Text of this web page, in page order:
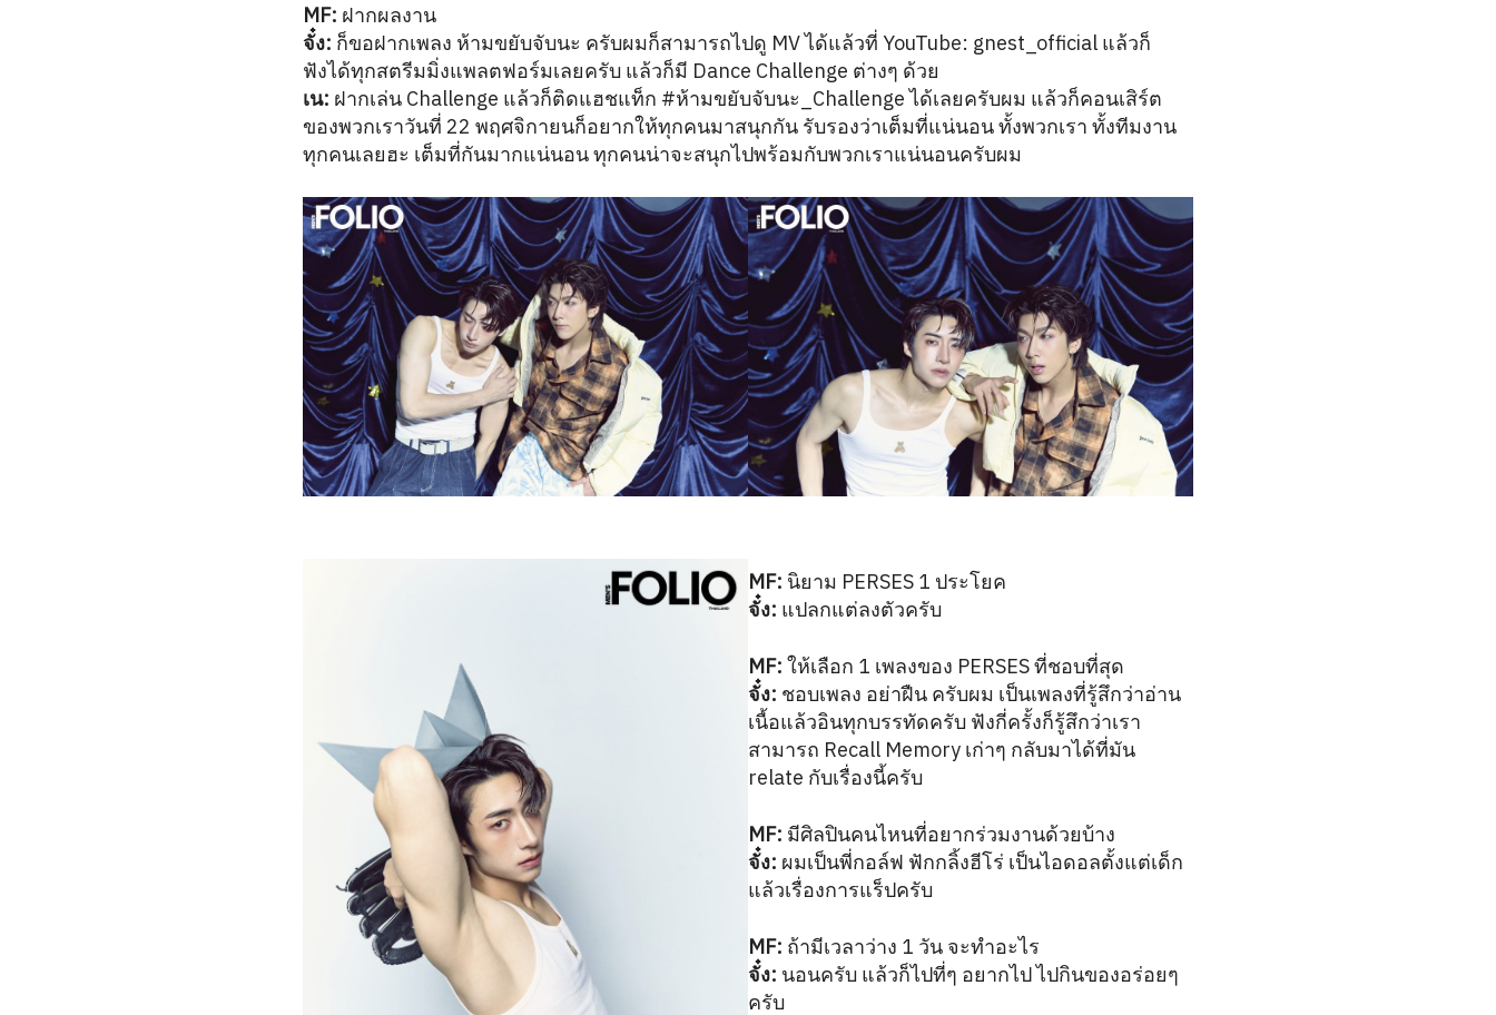
MF: ฝากผลงาน
จั๋ง: ก็ขอฝากเพลง ห้ามขยับจับนะ ครับผมก็สามารถไปดู MV ได้แล้วที่ YouTube: gnest_official แล้วก็
ฟังได้ทุกสตรีมมิ่งแพลตฟอร์มเลยครับ แล้วก็มี Dance Challenge ต่างๆ ด้วย
เน: ฝากเล่น Challenge แล้วก็ติดแฮชแท็ก #ห้ามขยับจับนะ_Challenge ได้เลยครับผม แล้วก็คอนเสิร์ต
ของพวกเราวันที่ 22 พฤศจิกายนก็อยากให้ทุกคนมาสนุกกัน รับรองว่าเต็มที่แน่นอน ทั้งพวกเรา ทั้งทีมงาน
ทุกคนเลยฮะ เต็มที่กันมากแน่นอน ทุกคนน่าจะสนุกไปพร้อมกับพวกเราแน่นอนครับผม
MF: นิยาม PERSES 1 ประโยค
จั๋ง: แปลกแต่ลงตัวครับ
MF: ให้เลือก 1 เพลงของ PERSES ที่ชอบที่สุด
จั๋ง: ชอบเพลง อย่าฝืน ครับผม เป็นเพลงที่รู้สึกว่าอ่าน
เนื้อแล้วอินทุกบรรทัดครับ ฟังกี่ครั้งก็รู้สึกว่าเรา
สามารถ Recall Memory เก่าๆ กลับมาได้ที่มัน
relate กับเรื่องนี้ครับ
MF: มีศิลปินคนไหนที่อยากร่วมงานด้วยบ้าง
จั๋ง: ผมเป็นพี่กอล์ฟ ฟักกลิ้งฮีโร่ เป็นไอดอลตั้งแต่เด็ก
แล้วเรื่องการแร็ปครับ
MF: ถ้ามีเวลาว่าง 1 วัน จะทำอะไร
จั๋ง: นอนครับ แล้วก็ไปที่ๆ อยากไป ไปกินของอร่อยๆ
ครับ